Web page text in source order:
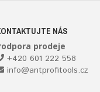
NÁS
prodeje
+420 601 222 558
info@antprofitools.cz